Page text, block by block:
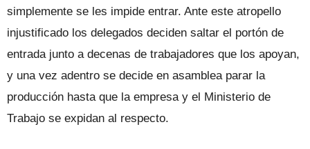
simplemente se les impide entrar. Ante este atropello
injustificado los delegados deciden saltar el portón de
entrada junto a decenas de trabajadores que los apoyan,
y una vez adentro se decide en asamblea parar la
producción hasta que la empresa y el Ministerio de
Trabajo se expidan al respecto.